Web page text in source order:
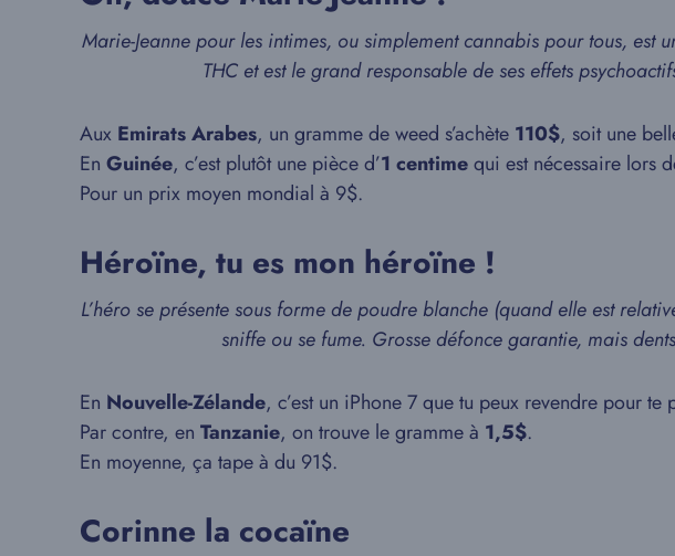
Marie-Jeanne pour les intimes, ou simplement cannabis pour tous, est
THC et est le grand responsable de ses effets
Aux Emirats Arabes, un gramme de weed s’achète 110$, soit une
En Guinée, c’est plutôt une pièce d’1 centimequi est nécessaire lors
Pour un prix moyen mondial à 9$.
Héroïne, tu es mon héroïne !
L’héro se présente sous forme de poudre blanche (quand elle est
sniffe ou se fume. Grosse défonce garantie, mais
En Nouvelle-Zélande, c’est un iPhone 7 que tu peux revendre pour
Par contre, en Tanzanie, on trouve le gramme à 1,5$.
En moyenne, ça tape à du 91$.
Corinne la cocaïne